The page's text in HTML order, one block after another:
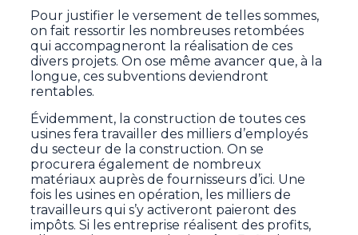
Pour justifier le versement de telles sommes,
on fait ressortir les nombreuses retombées
qui accompagneront la réalisation de ces
divers projets. On ose même avancer que, à la
longue, ces subventions deviendront
rentables.
Évidemment, la construction de toutes ces
usines fera travailler des milliers d’employés
du secteur de la construction. On se
procurera également de nombreux
matériaux auprès de fournisseurs d’ici. Une
fois les usines en opération, les milliers de
travailleurs qui s’y activeront paieront des
impôts. Si les entreprise réalisent des profits,